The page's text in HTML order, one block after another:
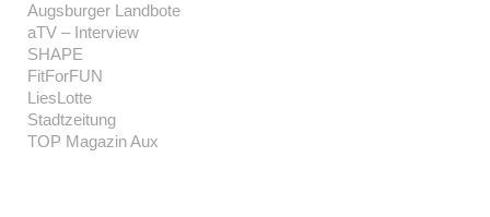
Augsburger Landbote
aTV – Interview
SHAPE
FitForFUN
LiesLotte
Stadtzeitung
TOP Magazin Aux